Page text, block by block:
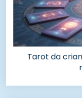
Tarot da